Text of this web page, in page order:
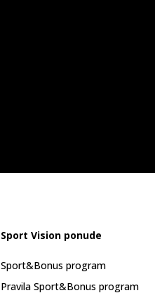
Sport Vision ponude
Sport&Bonus program
Pravila Sport&Bonus program